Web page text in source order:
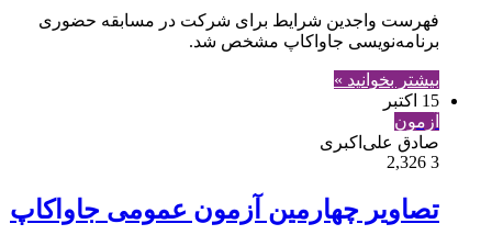
فهرست واجدین شرايط برای شرکت در مسابقه حضوری
برنامه‌نویسی جاواکاپ مشخص شد.
بیشتر بخوانید »
15 اکتبر
آزمون
صادق علی‌اکبری
3
تصاویر چهارمین آزمون عمومی جاواکاپ